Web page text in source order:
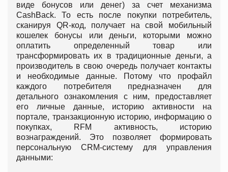
виде бонусов или денег) за счет механизма
CashBack. То есть после покупки потребитель,
сканируя QR-код, получает на свой мобильный
кошелек бонусы или деньги, которыми можно
оплатить определенный товар или
трансформировать их в традиционные деньги, а
производитель в свою очередь получает контакты
и необходимые данные. Потому что профайл
каждого потребителя предназначен для
детального ознакомления с ним, предоставляет
его личные данные, историю активности на
портале, транзакционную историю, информацию о
покупках, RFM активность, историю
вознаграждений. Это позволяет формировать
персональную CRM-систему для управления
данными: